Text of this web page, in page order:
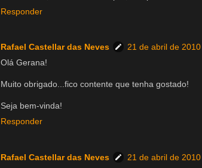
Responder
Rafael Castellar das Neves
21 de abril de
Olá Gerana!
Muito obrigado...fico contente que tenha gostado!
Seja bem-vinda!
Responder
Rafael Castellar das Neves
21 de abril de